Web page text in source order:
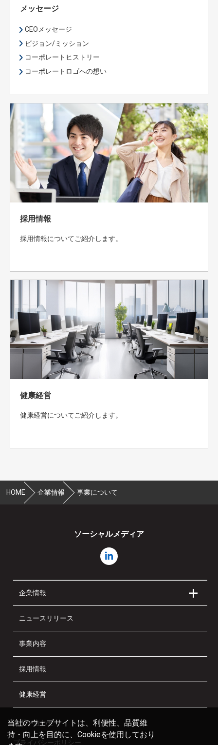
当社のウェブサイトは、利便性、品質維
持・向上を目的に、Cookieを使用しており
メッセージ
CEOメッセージ
ビジョン/ミッション
コーポレートヒストリー
コーポレートロゴへの想い
採用情報
採用情報についてご紹介します。
健康経営
健康経営についてご紹介します。
HOME 企業情報 事業について
ソーシャルメディア
企業情報
ニュースリリース
事業内容
採用情報
健康経営
お問い合わせ
プライバシーポリシー